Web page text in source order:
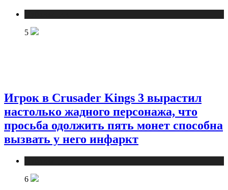
5
Игрок в Crusader Kings 3 вырастил
настолько жадного персонажа, что
просьба одолжить пять монет способна
вызвать у него инфаркт
6